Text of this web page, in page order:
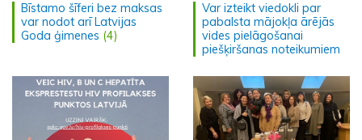
Bīstamo šīferi bez maksas
var nodot arī Latvijas
Goda ģimenes (4)
Var izteikt viedokli par
pabalsta mājokļa ārējās
vides pielāgošanai
piešķiršanas noteikumiem